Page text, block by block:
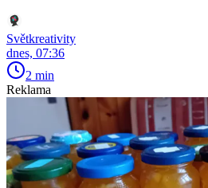
Světkreativity
dnes, 07:36
2 min
Reklama